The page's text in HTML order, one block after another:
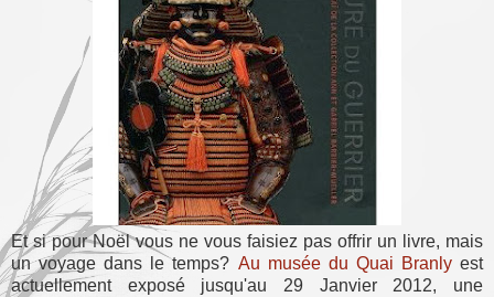
Et si pour Noël vous ne vous faisiez pas offrir un livre, mais
un voyage dans le temps? Au musée du Quai Branlyest
actuellement exposé jusqu'au 29 Janvier 2012, une